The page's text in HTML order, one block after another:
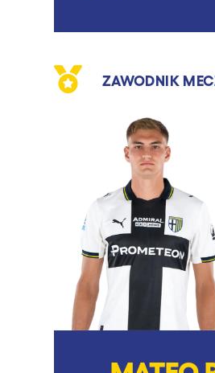
ZAWODNIK